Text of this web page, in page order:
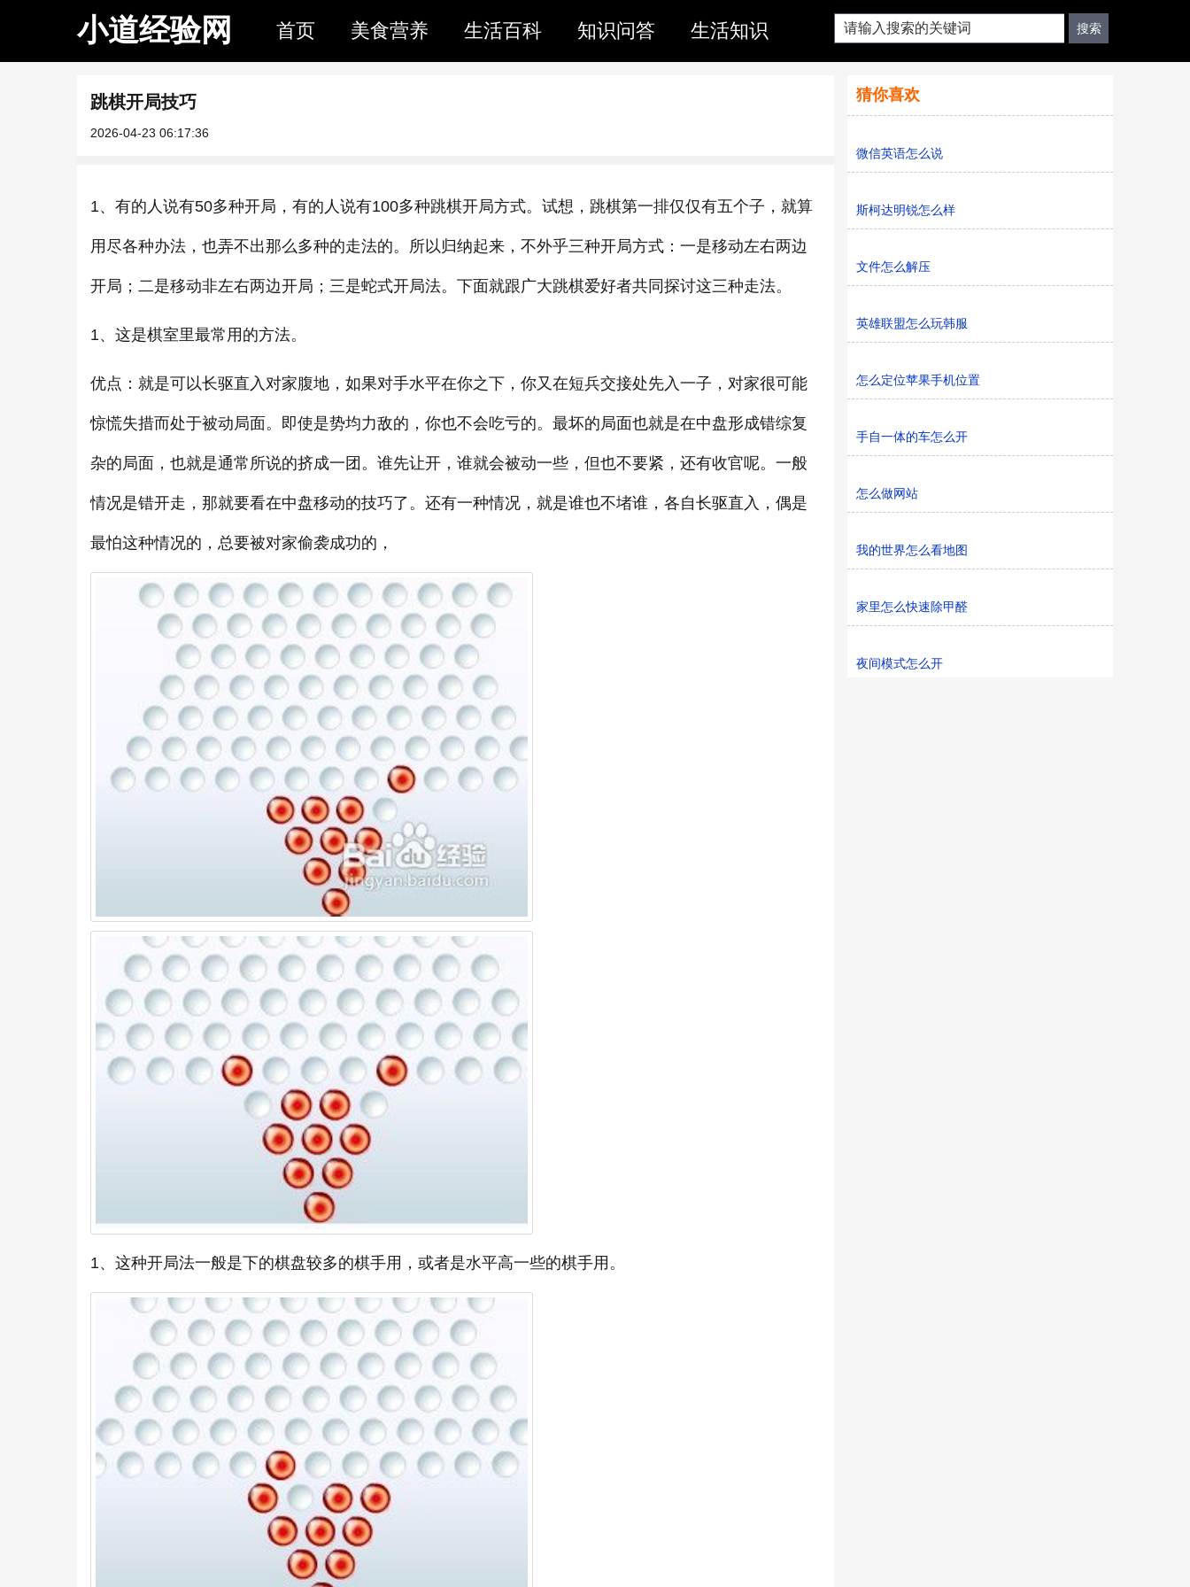
小道经验网 首页 美食营养 生活百科 知识问答 生活知识
跳棋开局技巧
2026-04-23 06:17:36
1、有的人说有50多种开局，有的人说有100多种跳棋开局方式。试想，跳棋第一排仅仅有五个子，就算
用尽各种办法，也弄不出那么多种的走法的。所以归纳起来，不外乎三种开局方式：一是移动左右两边
开局；二是移动非左右两边开局；三是蛇式开局法。下面就跟广大跳棋爱好者共同探讨这三种走法。
1、这是棋室里最常用的方法。
优点：就是可以长驱直入对家腹地，如果对手水平在你之下，你又在短兵交接处先入一子，对家很可能
惊慌失措而处于被动局面。即使是势均力敌的，你也不会吃亏的。最坏的局面也就是在中盘形成错综复
杂的局面，也就是通常所说的挤成一团。谁先让开，谁就会被动一些，但也不要紧，还有收官呢。一般
情况是错开走，那就要看在中盘移动的技巧了。还有一种情况，就是谁也不堵谁，各自长驱直入，偶是
最怕这种情况的，总要被对家偷袭成功的，
1、这种开局法一般是下的棋盘较多的棋手用，或者是水平高一些的棋手用。
猜你喜欢
微信英语怎么说
斯柯达明锐怎么样
文件怎么解压
英雄联盟怎么玩韩服
怎么定位苹果手机位置
手自一体的车怎么开
怎么做网站
我的世界怎么看地图
家里怎么快速除甲醛
夜间模式怎么开